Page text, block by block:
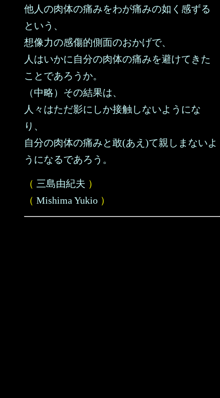
他人の肉体の痛みをわが痛みの如く感ずる
という、
想像力の感傷的側面のおかげで、
人はいかに自分の肉体の痛みを避けてきた
ことであろうか。
（中略）その結果は、
人々はただ影にしか接触しないようにな
り、
自分の肉体の痛みと敢(あえ)て親しまないよ
うになるであろう。
（ 三島由紀夫 ）
（ Mishima Yukio ）